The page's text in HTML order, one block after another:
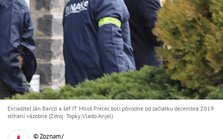
Exriaditeľ Ján Barczi a šéf IT Miloš Prelec boli pôvodne od začiatku decembra 2019
stíhaní väzobne (Zdroj: Topky:Vlado Anjel)
© Zoznam/